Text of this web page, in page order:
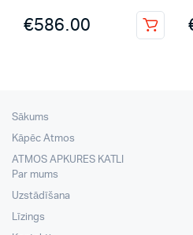
€586.00
Sākums
Kāpēc Atmos
ATMOS APKURES KATLI
Par mums
Uzstādīšana
Līzings